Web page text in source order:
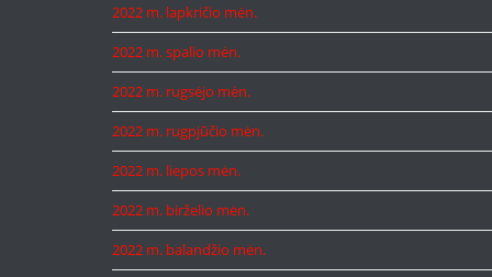
2022 m. lapkričio mėn.
2022 m. spalio mėn.
2022 m. rugsėjo mėn.
2022 m. rugpjūčio mėn.
2022 m. liepos mėn.
2022 m. birželio mėn.
2022 m. balandžio mėn.